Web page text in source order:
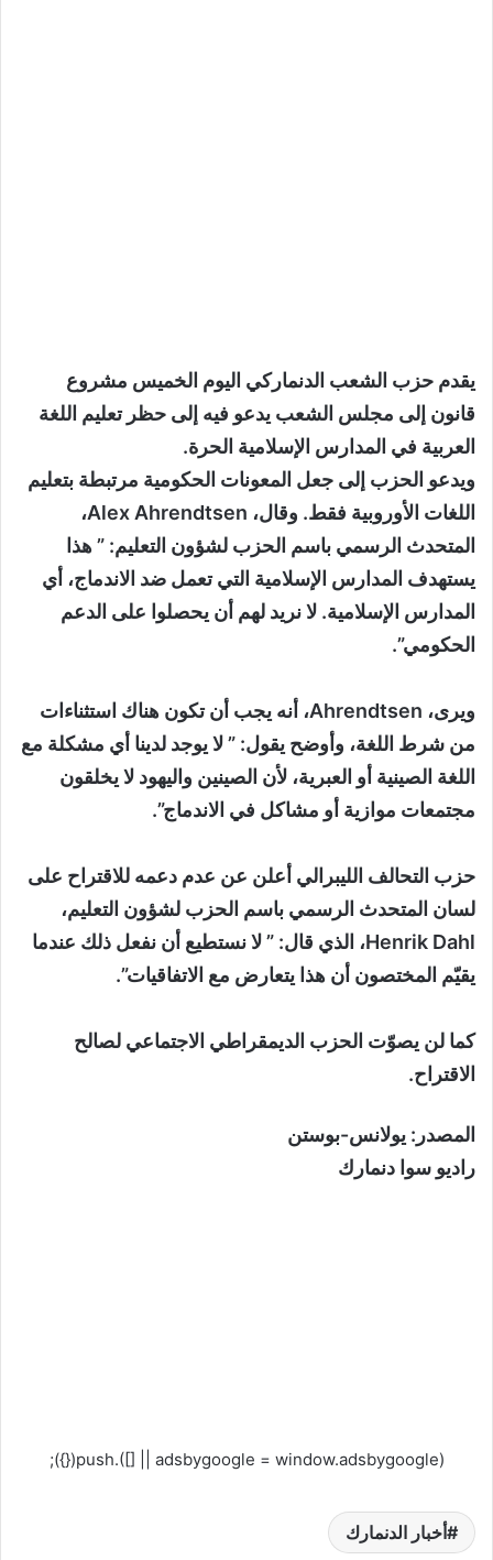
يقدم حزب الشعب الدنماركي اليوم الخميس مشروع
قانون إلى مجلس الشعب يدعو فيه إلى حظر تعليم اللغة
العربية في المدارس الإسلامية الحرة.
ويدعو الحزب إلى جعل المعونات الحكومية مرتبطة بتعليم
اللغات الأوروبية فقط. وقال، Alex Ahrendtsen،
المتحدث الرسمي باسم الحزب لشؤون التعليم: ” هذا
يستهدف المدارس الإسلامية التي تعمل ضد الاندماج، أي
المدارس الإسلامية. لا نريد لهم أن يحصلوا على الدعم
الحكومي”.
ويرى، Ahrendtsen، أنه يجب أن تكون هناك استثناءات
من شرط اللغة، وأوضح يقول: ” لا يوجد لدينا أي مشكلة مع
اللغة الصينية أو العبرية، لأن الصينين واليهود لا يخلقون
مجتمعات موازية أو مشاكل في الاندماج”.
حزب التحالف الليبرالي أعلن عن عدم دعمه للاقتراح على
لسان المتحدث الرسمي باسم الحزب لشؤون التعليم،
Henrik Dahl، الذي قال: ” لا نستطيع أن نفعل ذلك عندما
يقيّم المختصون أن هذا يتعارض مع الاتفاقيات”.
كما لن يصوّت الحزب الديمقراطي الاجتماعي لصالح
الاقتراح.
المصدر: يولانس-بوستن
راديو سوا دنمارك
(adsbygoogle = window.adsbygoogle || []).push({});
أخبار الدنمارك